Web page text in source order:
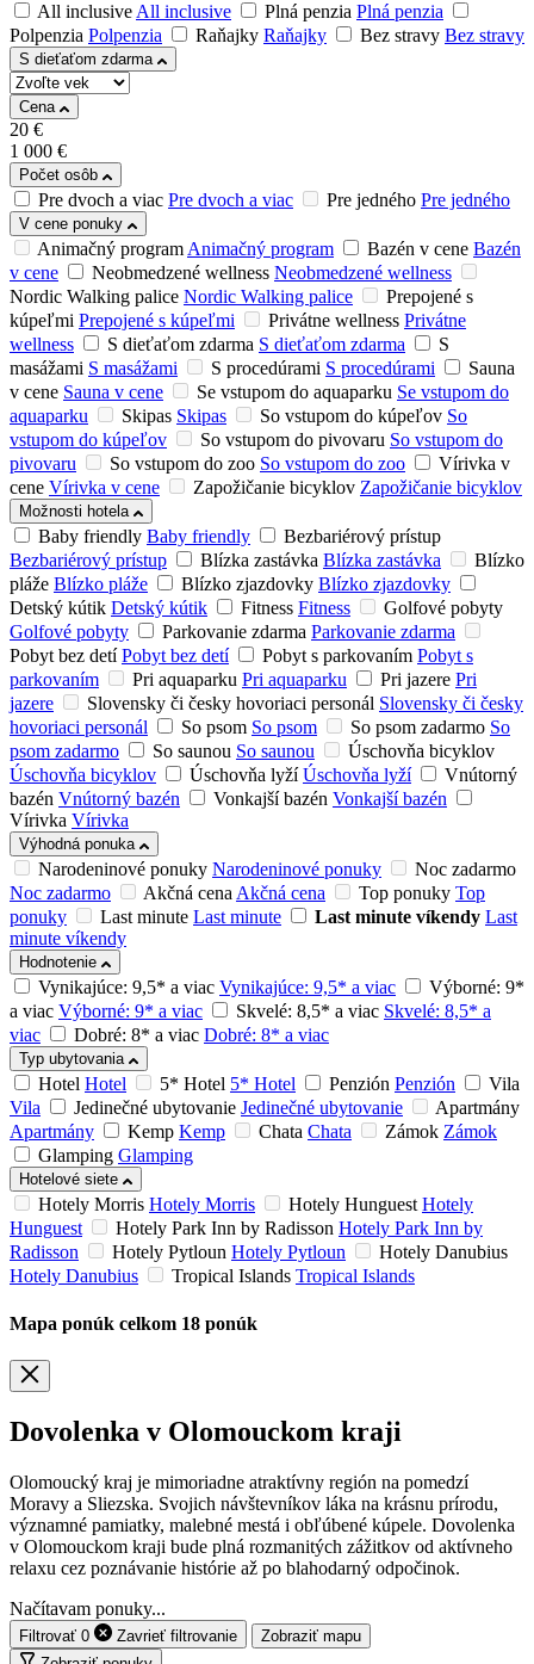
All inclusiveAll inclusive Plná penzia Plná penzia
Polpenzia Polpenzia Raňajky Raňajky Bez stravy Bez stravy
S dieťaťom zdarma
Cena
20 €
1 000 €
Počet osôb
Pre dvoch a viac Pre dvoch a viac Pre jedného Pre jedného
V cene ponuky
Animačný programAnimačný program Bazén v cene Bazén
v cene
Neobmedzené wellness Neobmedzené wellness
Nordic Walking palice Nordic Walking palice
Prepojené s
kúpeľmi Prepojené s kúpeľmi Privátne wellness Privátne
wellness
S dieťaťom zdarma S dieťaťom zdarma
S
masážami S masážami S procedúrami S procedúrami
Sauna
v cene Sauna v cene Se vstupom do aquaparku Se vstupom do
aquaparku
Skipas Skipas So vstupom do kúpeľov So
vstupom do kúpeľov
So vstupom do pivovaru So vstupom do
pivovaru
So vstupom do zoo So vstupom do zoo
Vírivka v
cene Vírivka v cene Zapožičanie bicyklov Zapožičanie bicyklov
Možnosti hotela
Baby friendly Baby friendly
Bezbariérový prístup
Bezbariérový prístup
Blízka zastávka Blízka zastávka
Blízko
pláže Blízko pláže Blízko zjazdovky Blízko zjazdovky
Detský kútik Detský kútik Fitness Fitness
Golfové pobyty
Golfové pobyty
Parkovanie zdarma Parkovanie zdarma
Pobyt bez detí Pobyt bez detí Pobyt s parkovaním Pobyt s
parkovaním
Pri aquaparku Pri aquaparku Pri jazere Pri
jazere
Slovensky či česky hovoriaci personál Slovensky či česky
hovoriaci personál
So psom So psom So psom zadarmo So
psom zadarmo
So saunou So saunou
Úschovňa bicyklov
Úschovňa bicyklov
Úschovňa lyží Úschovňa lyží
Vnútorný
bazén Vnútorný bazén Vonkajší bazén Vonkajší bazén
Vírivka Vírivka
Výhodná ponuka
Narodeninové ponuky Narodeninové ponuky
Noc zadarmo
Noc zadarmo
Akčná cenaAkčná cena Top ponuky Top
ponuky
Last minute Last minute Last minute víkendy Last
minute víkendy
Hodnotenie
Vynikajúce: 9,5* a viac Vynikajúce: 9,5* a viac
Výborné: 9*
a viac Výborné: 9* a viac Skvelé: 8,5* a viac Skvelé: 8,5* a
viac
Dobré: 8* a viac Dobré: 8* a viac
Typ ubytovania
Hotel Hotel 5* Hotel 5* Hotel Penzión Penzión
Vila
Vila
Jedinečné ubytovanie Jedinečné ubytovanie
Apartmány
Apartmány
Kemp Kemp Chata Chata Zámok Zámok
Glamping Glamping
Hotelové siete
Hotely Morris Hotely Morris Hotely Hunguest Hotely
Hunguest
Hotely Park Inn by Radisson Hotely Park Inn by
Radisson
Hotely Pytloun Hotely Pytloun
Hotely Danubius
Hotely Danubius
Tropical Islands Tropical Islands
Mapa ponúk celkom 18 ponúk
Dovolenka v Olomouckom kraji
Olomoucký kraj je mimoriadne atraktívny región na pomedzí
Moravy a Sliezska. Svojich návštevníkov láka na krásnu prírodu,
významné pamiatky, malebné mestá i obľúbené kúpele. Dovolenka
v Olomouckom kraji bude plná rozmanitých zážitkov od aktívneho
relaxu cez poznávanie histórie až po blahodarný odpočinok.
Načítavam ponuky...
Filtrovať 0 Zavrieť filtrovanie
Zobraziť mapu